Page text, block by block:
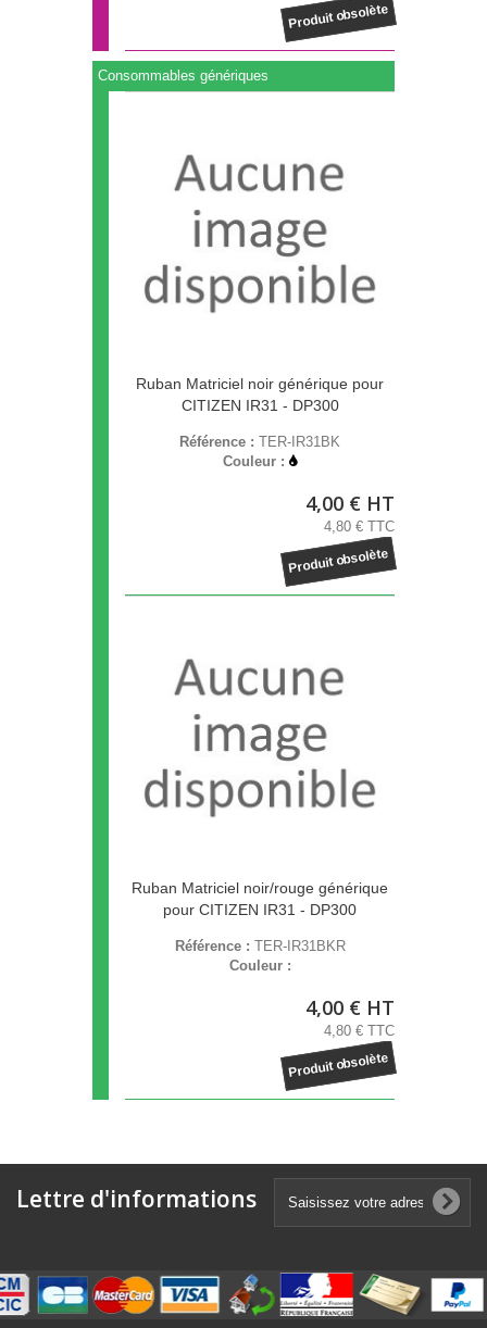
Produit obsolète
Consommables génériques
Ruban Matriciel noir générique pour
CITIZEN IR31 - DP300
Référence : TER-IR31BK
Couleur :
4,00 € HT
4,80 € TTC
Produit obsolète
Ruban Matriciel noir/rouge générique
pour CITIZEN IR31 - DP300
Référence : TER-IR31BKR
Couleur :
4,00 € HT
4,80 € TTC
Produit obsolète
Lettre d'informations